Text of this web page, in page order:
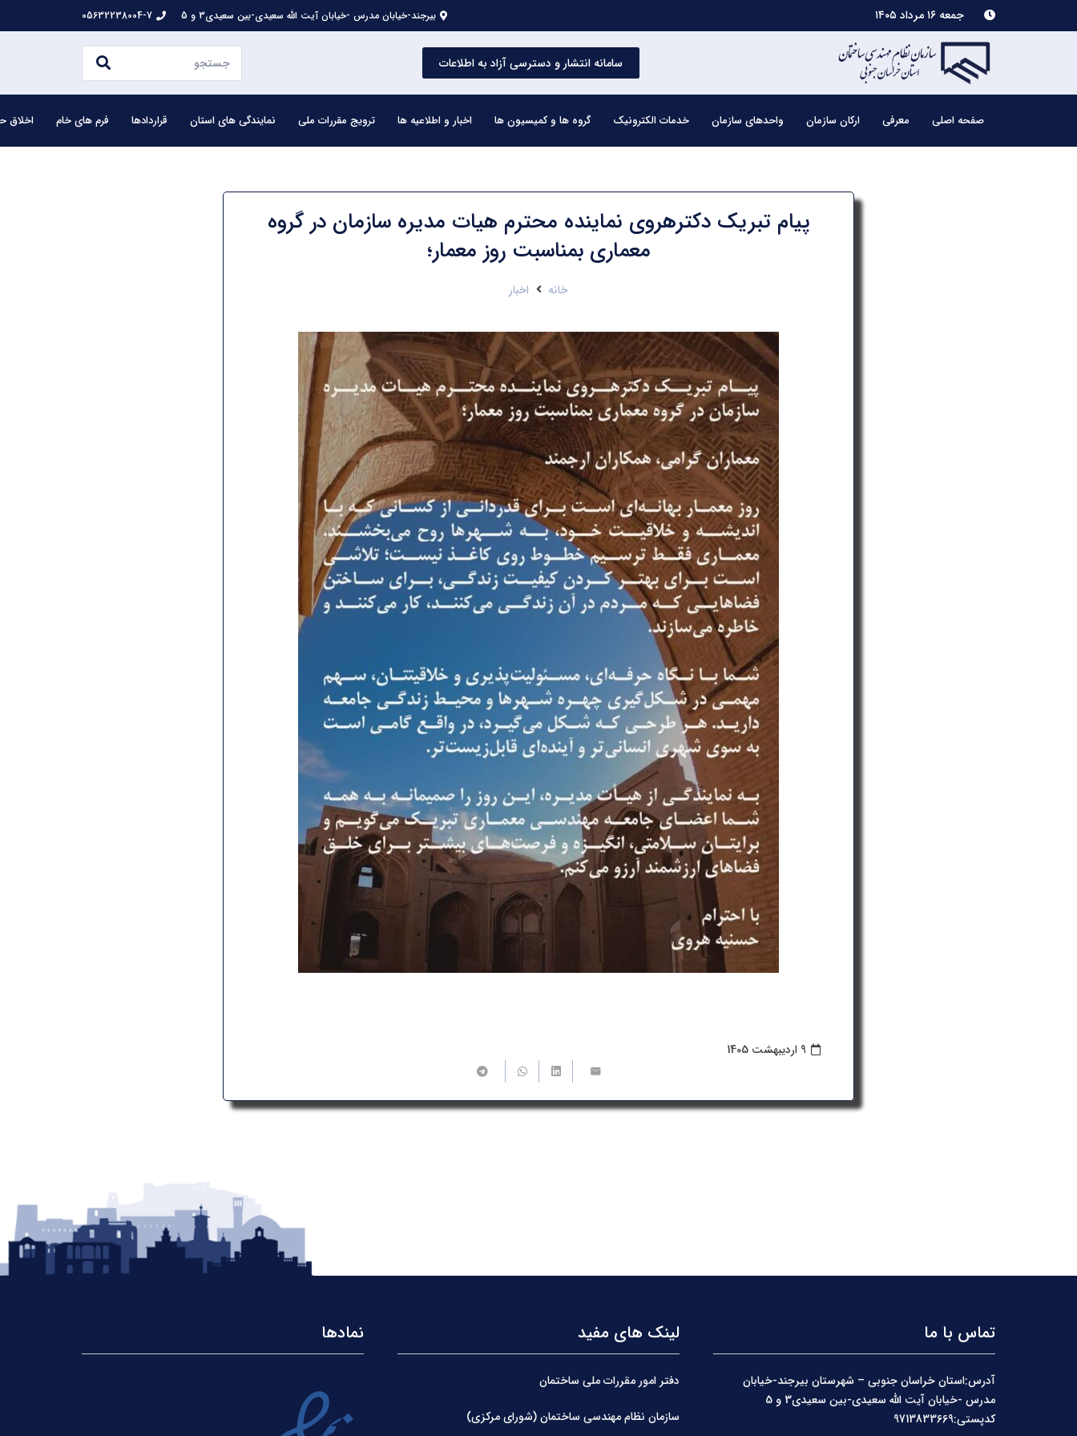
جمعه ۱۶ مرداد ۱۴۰۵ بیرجند-خیابان مدرس -خیابان آیت الله سعیدی-بین سعیدی3 و 5 05632238004-7
سامانه انتشار و دسترسی آزاد به اطلاعات
صفحه اصلی معرفی ارکان سازمان واحدهای سازمان خدمات الکترونیک گروه ها و کمیسیون ها اخبار و اطلاعیه ها ترویج مقررات ملی نمایندگی های استان قراردادها فرم های خام اخلاق
پیام تبریک دکترهروی نماینده محترم هیات مدیره سازمان در گروه
معماری بمناسبت روز معمار؛
خانه اخبار
9 اردیبهشت 1405
تماس با ما
آدرس:استان خراسان جنوبی – شهرستان بیرجند-خیابان
کدپستی:9713833669
لینک های مفید
دفتر امور مقررات ملی ساختمان
سازمان نظام مهندسی ساختمان (شورای مرکزی)
نمادها